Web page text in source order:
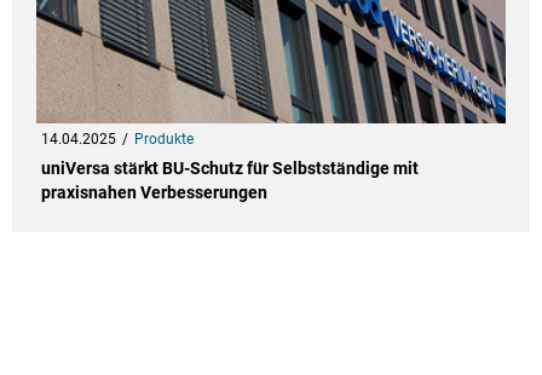
14.04.2025 Produkte
uniVersa stärkt BU-Schutz für Selbstständige mit
praxisnahen Verbesserungen